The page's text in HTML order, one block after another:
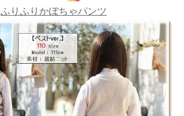
ふりふりかぼちゃパンツ